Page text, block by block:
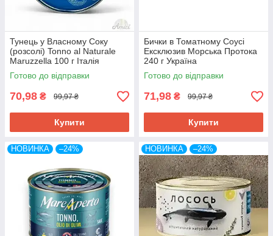
Тунець у Власному Соку
(розсолі) Tonno al Naturale
Maruzzella 100 г Італія
Готово до відправки
70,98 ₴ 99,97 ₴
Купити
Бички в Томатному Соусі
Ексклюзив Морська Протока
240 г Україна
Готово до відправки
71,98 ₴ 99,97 ₴
Купити
НОВИНКА –24% НОВИНКА –24%